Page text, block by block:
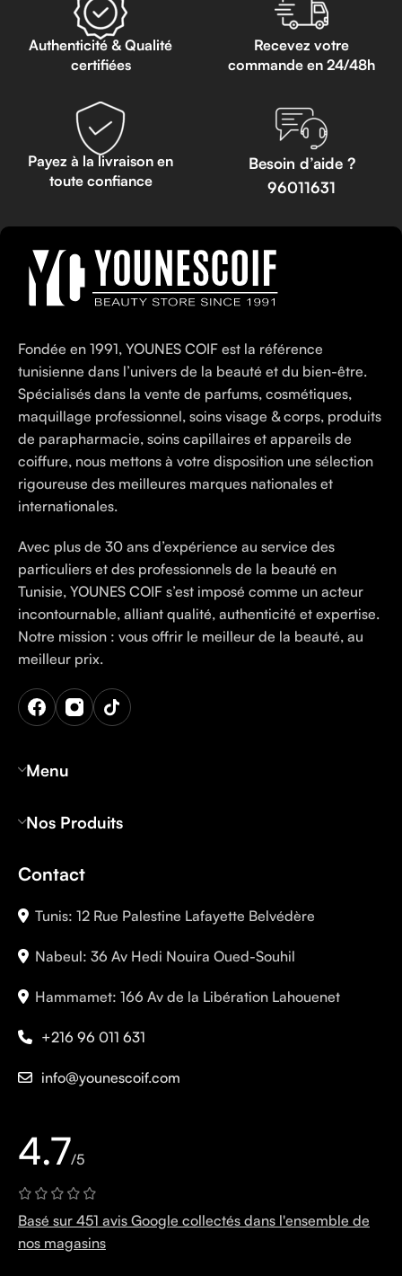
Authenticité & Qualité
certifiées
Recevez votre
commande en 24/48h
Payez à la livraison en
toute confiance
Besoin d’aide ?
96011631
Fondée en 1991, YOUNES COIF est la référence
tunisienne dans l’univers de la beauté et du bien-être.
Spécialisés dans la vente de parfums, cosmétiques,
maquillage professionnel, soins visage & corps, produits
de parapharmacie, soins capillaires et appareils de
coiffure, nous mettons à votre disposition une sélection
rigoureuse des meilleures marques nationales et
internationales.
Avec plus de 30 ans d’expérience au service des
particuliers et des professionnels de la beauté en
Tunisie, YOUNES COIF s’est imposé comme un acteur
incontournable, alliant qualité, authenticité et expertise.
Notre mission : vous offrir le meilleur de la beauté, au
meilleur prix.
Menu
Nos Produits
Contact
Tunis: 12 Rue Palestine Lafayette Belvédère
Nabeul: 36 Av Hedi Nouira Oued-Souhil
Hammamet: 166 Av de la Libération Lahouenet
+216 96 011 631
info@younescoif.com
4.7/5
Basé sur 451 avis Google collectés dans l'ensemble de
nos magasins